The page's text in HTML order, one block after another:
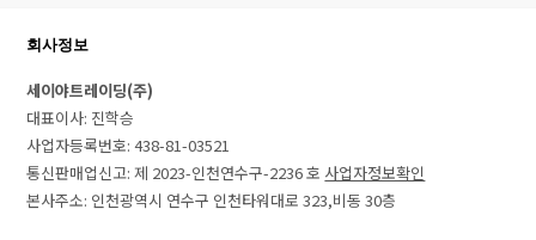
회사정보
세이야트레이딩(주)
대표이사: 진학승
사업자등록번호: 438-81-03521
통신판매업신고: 제 2023-인천연수구-2236 호 사업자정보확인
본사주소: 인천광역시 연수구 인천타워대로 323,비동 30층